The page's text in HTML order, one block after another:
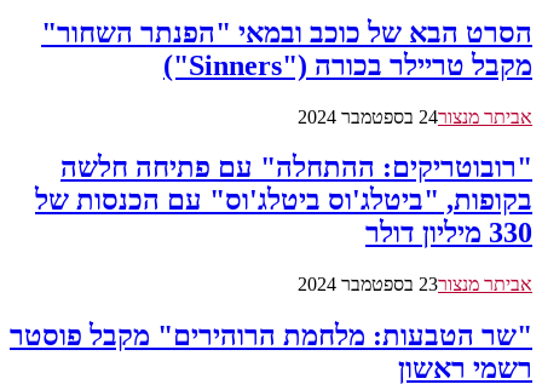
הסרט הבא של כוכב ובמאי "הפנתר השחור"
מקבל טריילר בכורה ("Sinners")
אביתר מנצור24 בספטמבר 2024
"רובוטריקים: ההתחלה" עם פתיחה חלשה
בקופות, "ביטלג'וס ביטלג'וס" עם הכנסות של
330 מיליון דולר
אביתר מנצור23 בספטמבר 2024
"שר הטבעות: מלחמת הרוהירים" מקבל פוסטר
רשמי ראשון